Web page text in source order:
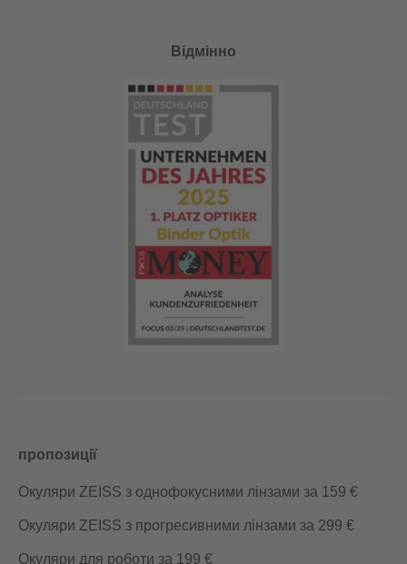
Відмінно
пропозиції
Окуляри ZEISS з однофокусними лінзами за 159 €
Окуляри ZEISS з прогресивними лінзами за 299 €
Окуляри для роботи за 199 €